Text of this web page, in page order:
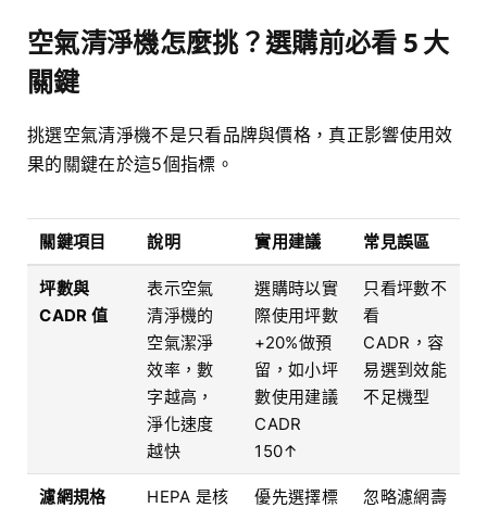
空氣清淨機怎麼挑？選購前必看 5 大
關鍵
挑選空氣清淨機不是只看品牌與價格，真正影響使用效
果的關鍵在於這5個指標。
關鍵項目 說明 實用建議 常見誤區
坪數與
CADR 值
表示空氣
清淨機的
空氣潔淨
效率，數
字越高，
淨化速度
越快
選購時以實
際使用坪數
+20%做預
留，如小坪
數使用建議
CADR
150↑
只看坪數不
看
CADR，容
易選到效能
不足機型
濾網規格
HEPA 是核
優先選擇標
忽略濾網壽